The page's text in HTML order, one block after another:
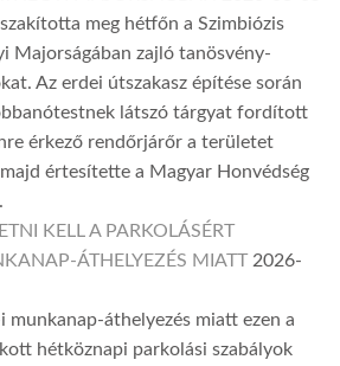
meg hétfőn a Szimbiózis
Majorságában zajló tanösvény-
Az erdei útszakasz építése során
látszó tárgyat fordított
érkező rendőrjárőr a területet
értesítette a Magyar Honvédség
KELL A PARKOLÁSÉRT
ÁTHELYEZÉS MIATT 2026-
munkanap-áthelyezés miatt ezen a
hétköznapi parkolási szabályok